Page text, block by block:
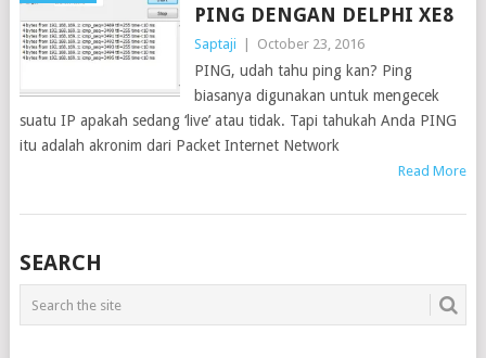
PING DENGAN DELPHI XE8
Saptaji October 23, 2016
PING, udah tahu ping kan? Ping
biasanya digunakan untuk mengecek
suatu IP apakah sedang ‘live’ atau tidak. Tapi tahukah Anda PING
itu adalah akronim dari Packet Internet Network
Read More
SEARCH